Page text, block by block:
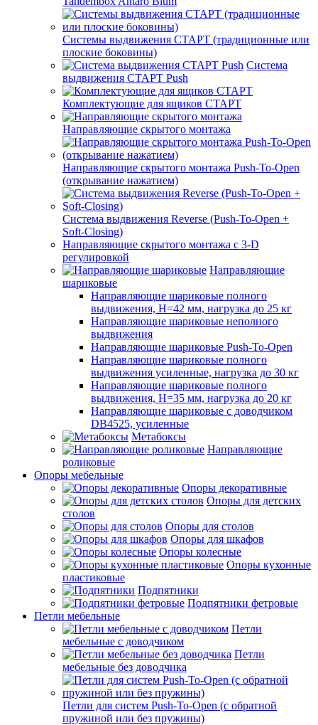
Системы выдвижения СТАРТ (традиционные или
плоские боковины)
Система
выдвижения СТАРТ Push
Комплектующие для ящиков СТАРТ
Направляющие скрытого монтажа
Направляющие скрытого монтажа Push-To-Open
(открывание нажатием)
Система выдвижения Reverse (Push-To-Open +
Soft-Closing)
Направляющие скрытого монтажа с 3-D
регулировкой
Направляющие
шариковые
Направляющие шариковые полного
выдвижения, H=42 мм, нагрузка до 25 кг
Направляющие шариковые неполного
выдвижения
Направляющие шариковые Push-To-Open
Направляющие шариковые полного
выдвижения усиленные, нагрузка до 30 кг
Направляющие шариковые полного
выдвижения, H=35 мм, нагрузка до 20 кг
Направляющие шариковые с доводчиком
DB4525, усиленные
Метабоксы
Направляющие
роликовые
Опоры мебельные
Опоры декоративные
Опоры для детских
столов
Опоры для столов
Опоры для шкафов
Опоры колесные
Опоры кухонные
пластиковые
Подпятники
Подпятники фетровые
Петли мебельные
Петли
мебельные с доводчиком
Петли
мебельные без доводчика
Петли для систем Push-To-Open (с обратной
пружиной или без пружины)